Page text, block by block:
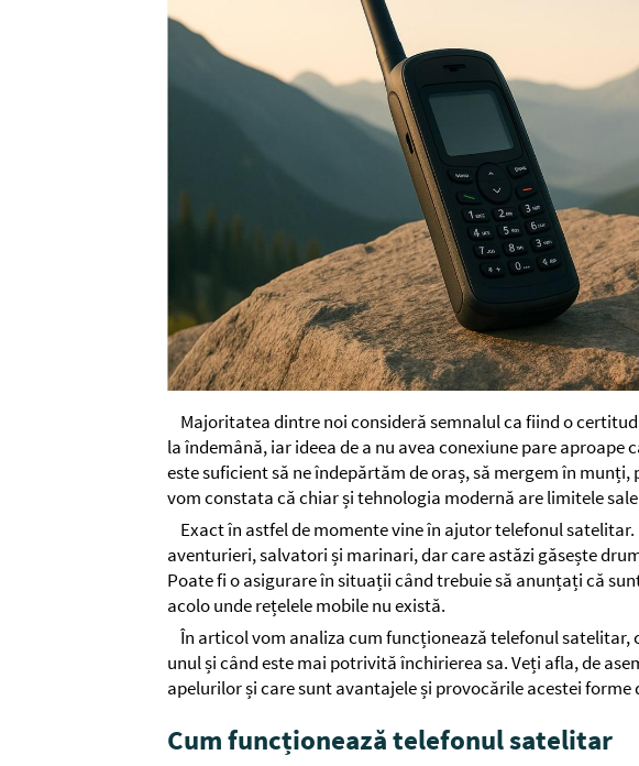
Majoritatea dintre noi consideră semnalul ca fiind o
la îndemână, iar ideea de a nu avea conexiune pare aproape
este suficient să ne îndepărtăm de oraș, să mergem în munți,
vom constata că chiar și tehnologia modernă are limitele
Exact în astfel de momente vine în ajutor telefonul
aventurieri, salvatori și marinari, dar care astăzi găsește
Poate fi o asigurare în situații când trebuie să anunțați că
acolo unde rețelele mobile nu există.
În articol vom analiza cum funcționează telefonul
unul și când este mai potrivită închirierea sa. Veți afla, de
apelurilor și care sunt avantajele și provocările acestei forme
Cum funcționează telefonul satelitar